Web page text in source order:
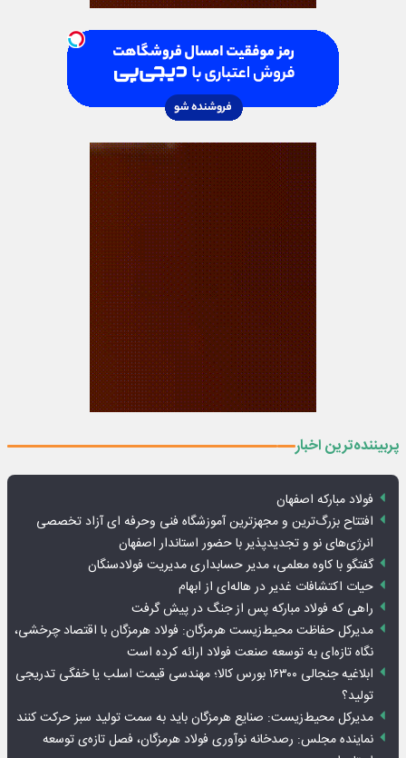
پربیننده‌ترین اخبار
فولاد مبارکه اصفهان
افتتاح بزرگ‌ترین و مجهزترین آموزشگاه فنی وحرفه ای آزاد تخصصی
انرژی‌های نو و تجدیدپذیر با حضور استاندار اصفهان
گفتگو با کاوه معلمی، مدیر حسابداری مدیریت فولادسنگان
حیات اکتشافات غدیر در هاله‌ای از ابهام
راهی که فولاد مبارکه پس از جنگ در پیش گرفت
مدیرکل حفاظت محیط‌زیست هرمزگان: فولاد هرمزگان با اقتصاد چرخشی،
نگاه تازه‌ای به توسعه صنعت فولاد ارائه کرده است
ابلاغیه جنجالی ۱۶۳۰۰ بورس کالا؛ مهندسی قیمت اسلب یا خفگی تدریجی
تولید؟
مدیرکل محیط‌زیست: صنایع هرمزگان باید به سمت تولید سبز حرکت کنند
نماینده مجلس: رصدخانه نوآوری فولاد هرمزگان، فصل تازه‌ی توسعه